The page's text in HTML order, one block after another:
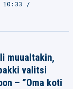
10:33
muualtakin,
valitsi
– ”Oma koti